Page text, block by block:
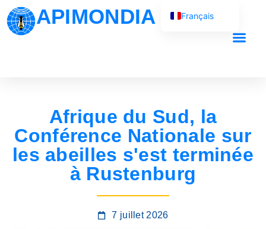
APIMONDIA
Afrique du Sud, la
Conférence Nationale sur
les abeilles s'est terminée
à Rustenburg
7 juillet 2026
Français
Русский